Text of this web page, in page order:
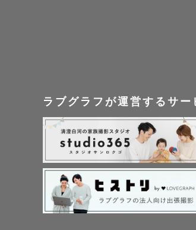
ラブグラフが運営するサー